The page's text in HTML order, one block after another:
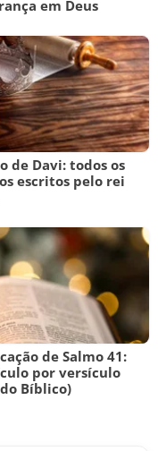
em Deus
de Davi: todos os
escritos pelo rei
de Salmo 41:
por versículo
Bíblico)